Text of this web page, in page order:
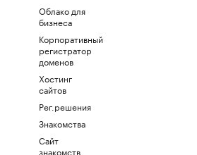
Облако для
бизнеса
Корпоративный
регистратор
доменов
Хостинг
сайтов
Рег.решения
Знакомства
Сайт
знакомств